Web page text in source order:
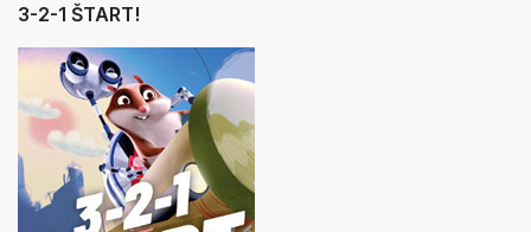
3-2-1 ŠTART!